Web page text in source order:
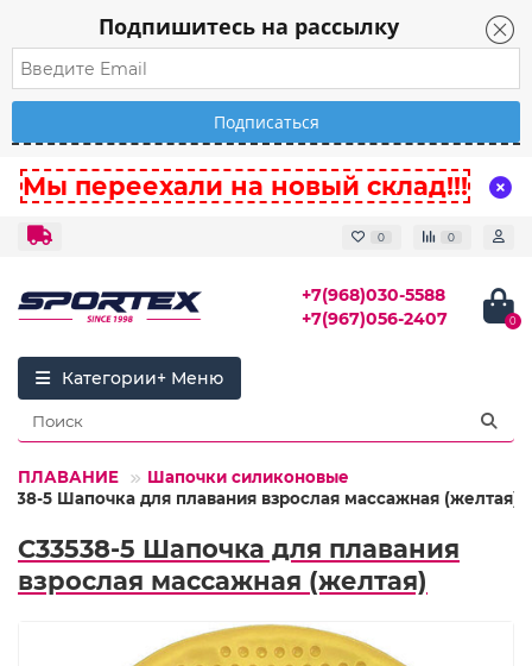
Подпишитесь на рассылку
Мы переехали на новый склад!!!
0 0
+7(968)030-5588
+7(967)056-2407
0
Категории
12.ПЛАВАНИЕ
Шапочки силиконовые
5 Шапочка для плавания взрослая массажная (желтая)
C33538-5 Шапочка для плавания
взрослая массажная (желтая)